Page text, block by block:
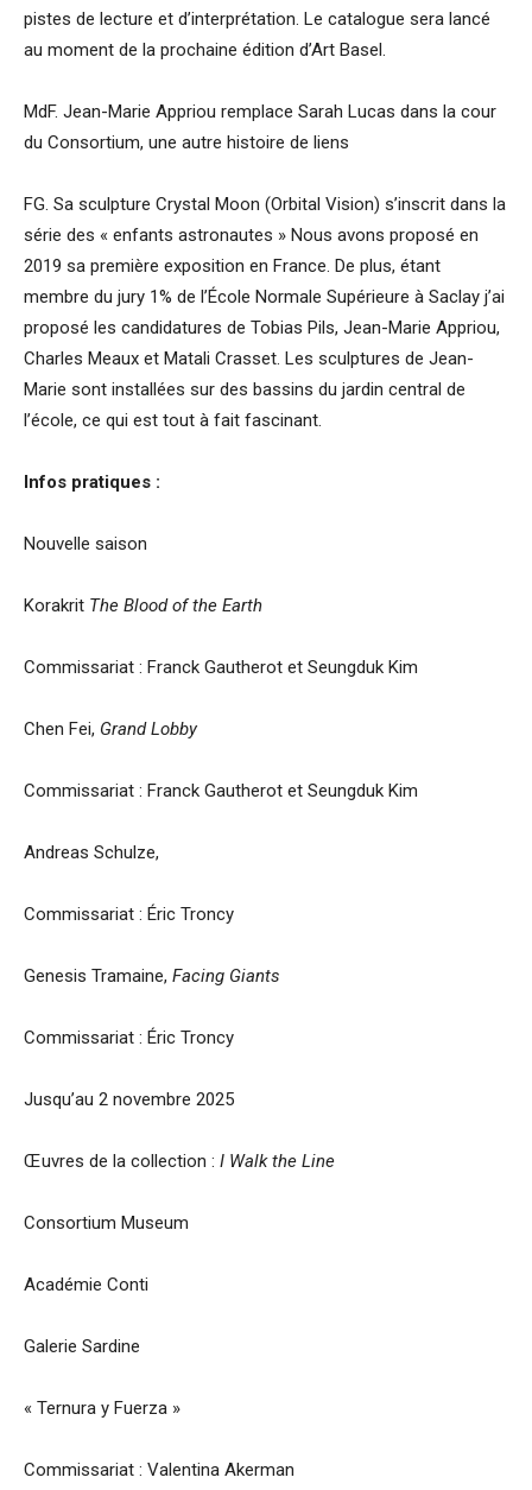
pistes de lecture et d’interprétation. Le catalogue sera lancé
au moment de la prochaine édition d’Art Basel.
MdF. Jean-Marie Appriou remplace Sarah Lucas dans la cour
du Consortium, une autre histoire de liens
FG. Sa sculpture Crystal Moon (Orbital Vision) s’inscrit dans la
série des « enfants astronautes » Nous avons proposé en
2019 sa première exposition en France. De plus, étant
membre du jury 1% de l’École Normale Supérieure à Saclay j’ai
proposé les candidatures de Tobias Pils, Jean-Marie Appriou,
Charles Meaux et Matali Crasset. Les sculptures de Jean-
Marie sont installées sur des bassins du jardin central de
l’école, ce qui est tout à fait fascinant.
Infos pratiques :
Nouvelle saison
Korakrit The Blood of the Earth
Commissariat : Franck Gautherot et Seungduk Kim
Chen Fei, Grand Lobby
Commissariat : Franck Gautherot et Seungduk Kim
Andreas Schulze,
Commissariat : Éric Troncy
Genesis Tramaine, Facing Giants
Commissariat : Éric Troncy
Jusqu’au 2 novembre 2025
Œuvres de la collection : I Walk the Line
Consortium Museum
Académie Conti
Galerie Sardine
« Ternura y Fuerza »
Commissariat : Valentina Akerman